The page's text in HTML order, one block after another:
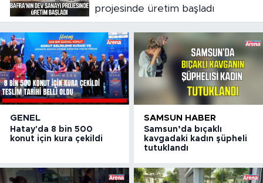
projesinde üretim başladı
GENEL
Hatay'da 8 bin 500
konut için kura çekildi
SAMSUN HABER
Samsun’da bıçaklı
kavgadaki kadın şüpheli
tutuklandı